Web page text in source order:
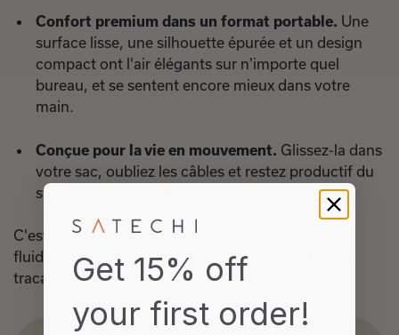
Confort premium dans un format portable. Une
surface lisse, une silhouette épurée et un design
compact ont l'air élégants sur n'importe quel
bureau, et se sentent encore mieux dans votre
main.
Conçue pour la vie en mouvement. Glissez-la dans
votre sac, oubliez les câbles et restez productif du
studio au salon de l'aéroport.
C'est le genre de souris qui rend chaque clic plus
fluide, plus rapide et plus intelligent. Sans fil, sans
tracas.
Get 15% off
your first order!